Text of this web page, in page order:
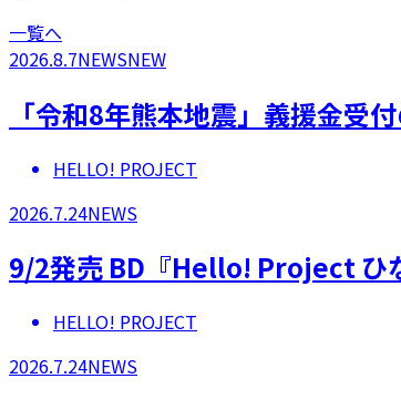
一覧へ
2026.8.7NEWSNEW
「令和8年熊本地震」義援金受
HELLO! PROJECT
2026.7.24NEWS
9/2発売 BD『Hello! Project ひ
HELLO! PROJECT
2026.7.24NEWS